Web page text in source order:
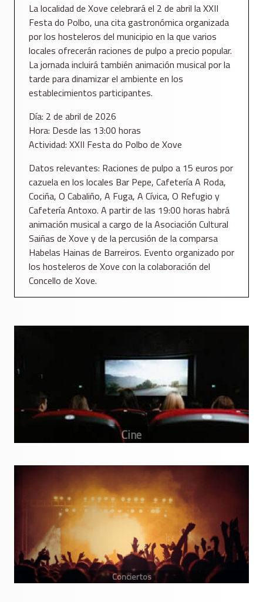
La localidad de Xove celebrará el 2 de abril la XXII
Festa do Polbo, una cita gastronómica organizada
por los hosteleros del municipio en la que varios
locales ofrecerán raciones de pulpo a precio popular.
La jornada incluirá también animación musical por la
tarde para dinamizar el ambiente en los
establecimientos participantes.
Día: 2 de abril de 2026
Hora: Desde las 13:00 horas
Actividad: XXII Festa do Polbo de Xove
Datos relevantes: Raciones de pulpo a 15 euros por
cazuela en los locales Bar Pepe, Cafetería A Roda,
Cociña, O Cabaliño, A Fuga, A Cívica, O Refugio y
Cafetería Antoxo. A partir de las 19:00 horas habrá
animación musical a cargo de la Asociación Cultural
Saiñas de Xove y de la percusión de la comparsa
Habelas Hainas de Barreiros. Evento organizado por
los hosteleros de Xove con la colaboración del
Concello de Xove.